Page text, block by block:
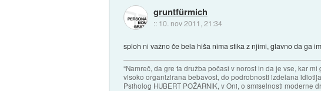
gruntfürmich
:: 10. nov 2011, 21:34
sploh ni važno če bela hiša nima stika z njimi, glavno da ga
"Namreč, da gre ta družba počasi v norost in da je vse, kar mi
visoko organizirana bebavost, do podrobnosti izdelana
Psiholog HUBERT POŽARNIK, v Oni, o smiselnosti moderne